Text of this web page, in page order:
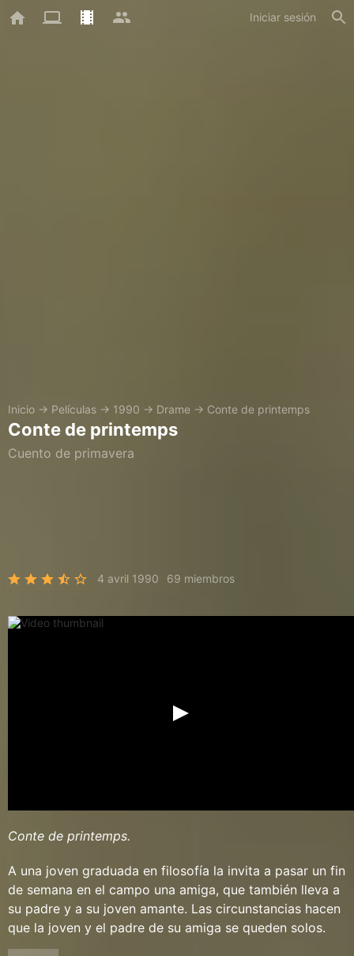
Iniciar sesión
Inicio → Películas → 1990 → Drame → Conte de printemps
Conte de printemps
Cuento de primavera
4 avril 1990 69 miembros
Conte de printemps.
A una joven graduada en filosofía la invita a pasar un fin
de semana en el campo una amiga, que también lleva a
su padre y a su joven amante. Las circunstancias hacen
que la joven y el padre de su amiga se queden solos.